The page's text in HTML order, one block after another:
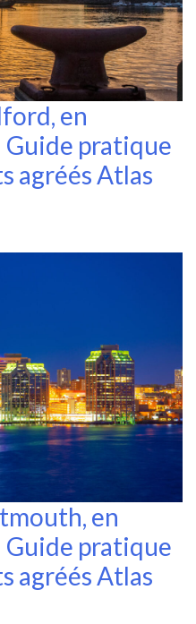
en
Guide pratique
agréés Atlas
en
Guide pratique
agréés Atlas